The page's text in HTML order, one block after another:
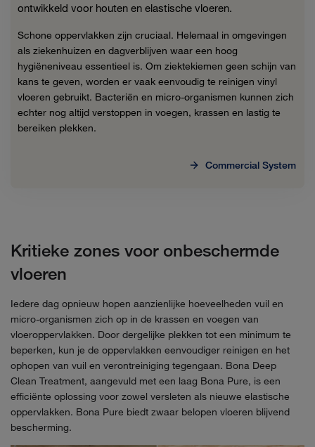
ontwikkeld voor houten en elastische vloeren.
Schone oppervlakken zijn cruciaal. Helemaal in omgevingen
als ziekenhuizen en dagverblijven waar een hoog
hygiëneniveau essentieel is. Om ziektekiemen geen schijn van
kans te geven, worden er vaak eenvoudig te reinigen vinyl
vloeren gebruikt. Bacteriën en micro-organismen kunnen zich
echter nog altijd verstoppen in voegen, krassen en lastig te
bereiken plekken.
Commercial System
Kritieke zones voor onbeschermde
vloeren
Iedere dag opnieuw hopen aanzienlijke hoeveelheden vuil en
micro-organismen zich op in de krassen en voegen van
vloeroppervlakken. Door dergelijke plekken tot een minimum te
beperken, kun je de oppervlakken eenvoudiger reinigen en het
ophopen van vuil en verontreiniging tegengaan. Bona Deep
Clean Treatment, aangevuld met een laag Bona Pure, is een
efficiënte oplossing voor zowel versleten als nieuwe elastische
oppervlakken. Bona Pure biedt zwaar belopen vloeren blijvend
bescherming.